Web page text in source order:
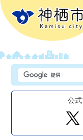
公